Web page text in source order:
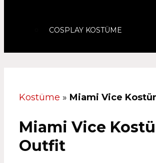
COSPLAY KOSTÜME
Kostüme » Miami Vice
Miami Vice
Outfit